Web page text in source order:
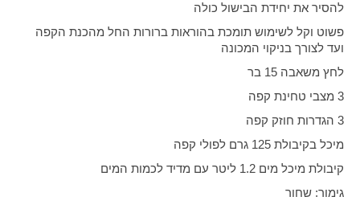
להסיר את יחידת הבישול כולה
פשוט וקל לשימוש תומכת בהוראות ברורות החל מהכנת הקפה
ועד לצורך בניקוי המכונה
לחץ משאבה 15 בר
3 מצבי טחינת קפה
3 הגדרות חוזק קפה
מיכל בקיבולת 125 גרם לפולי קפה
קיבולת מיכל מים 1.2 ליטר עם מדיד לכמות המים
גימור: שחור